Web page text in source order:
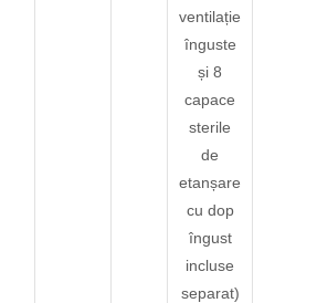
ventilație
înguste
și 8
capace
sterile
de
etanșare
cu dop
îngust
incluse
separat)